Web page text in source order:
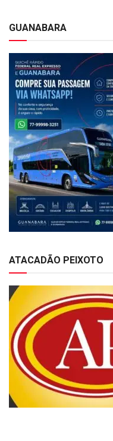
GUANABARA
ATACADÃO PEIXOTO